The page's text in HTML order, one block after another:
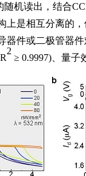
随机读出，结合
上是相互分离的
器件或二极管器
2
≥ 0.9997) 、量子